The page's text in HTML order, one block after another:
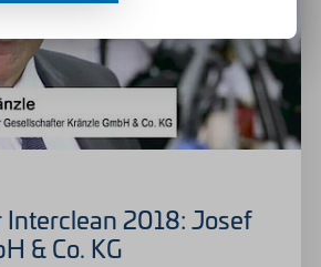
Interclean 2018: Josef
& Co. KG